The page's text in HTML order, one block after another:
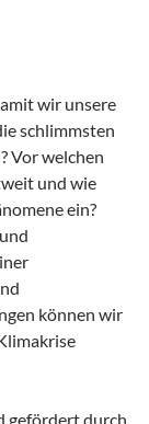
wir unsere
schlimmsten
Vor welchen
und wie
ein?
können wir
gefördert durch